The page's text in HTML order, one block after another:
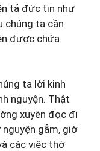
tả đức tin như
chúng ta cần
được chứa
ta lời kinh
nguyện. Thật
xuyên đọc đi
gẫm, giờ
các việc thờ